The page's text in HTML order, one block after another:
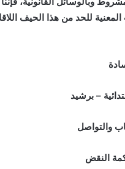
للحد من هذا الحيف
– برشيد
والتواصل
النقض